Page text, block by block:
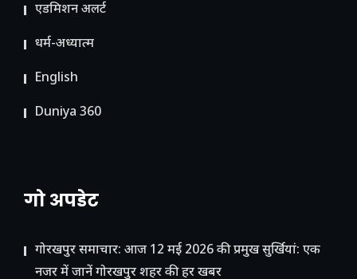
ए​डमिशन अलर्ट
धर्म-अध्यात्म
English
Duniya 360
गो अपडेट
गोरखपुर समाचार: आज 12 मई 2026 की प्रमुख सुर्खियां: एक
नजर में जानें गोरखपुर शहर की हर खबर